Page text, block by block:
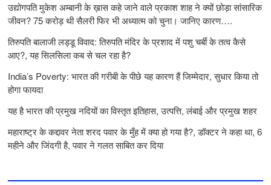
उद्योगपति मुकेश अम्बानी के ख़ास कहे जाने वाले प्रकाश शाह ने क्यों छोड़ा सांसारिक
जीवन? 75 करोड़ थी सैलरी फिर भी अध्यात्म को चुना। जानिए कारण….
तिरुपति बालाजी लड्डू विवाद: तिरुपति मंदिर के प्रशाद में पशु चर्बी के तत्‍व कैसे
आए?, यह सिलसिला कब से चल रहा है?
India’s Poverty: भारत की गरीबी के पीछे यह कारण हैं जिम्‍मेदार, सुधार किया तो
होगा फायदा
यह है भारत की प्रमुख नदियों का विस्तृत इतिहास, उत्पत्ति, लंबाई और प्रमुख शहर
महाराष्ट्र के कद्दावर नेता शरद पवार के मुँह में क्या हो गया है?, डॉक्टर ने कहा था, 6
महीने और जिंदगी है, पवार ने गलत साबित कर दिया